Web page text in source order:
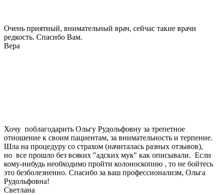
Очень приятный, внимательный врач, сейчас такие врачи
редкость. Спасибо Вам.
Вера
Хочу поблагодарить Ольгу Рудольфовну за трепетное
отношение к своим пациентам, за внимательность и терпение.
Шла на процедуру со страхом (начиталась разных отзывов),
но все прошло без всяких "адских мук" как описывали. Если
кому-нибудь необходимо пройти колоноскопию , то не бойтесь
это безболезненно. Спасибо за ваш профессионализм, Ольга
Рудольфовна!
Светлана